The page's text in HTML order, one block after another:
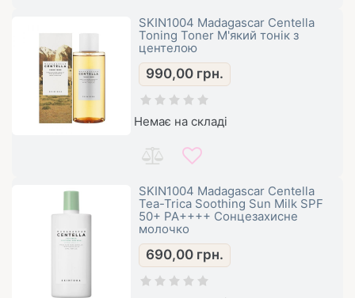
SKIN1004 Madagascar Centella
Toning Toner М'який тонік з
центелою
990,00 грн.
Немає на складі
SKIN1004 Madagascar Centella
Tea-Trica Soothing Sun Milk SPF
50+ PA++++ Сонцезахисне
молочко
690,00 грн.